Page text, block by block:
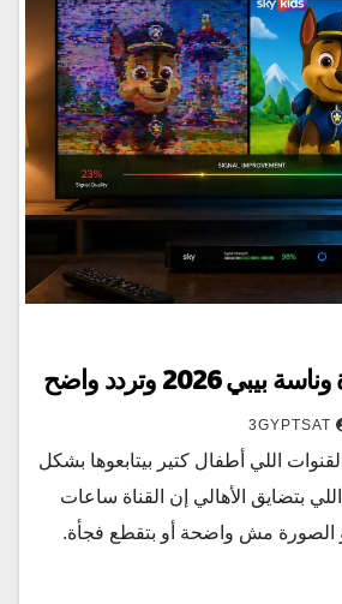
2026 وتردد واضح
3GYPTSAT
اللي أطفال كتير بيتابعوها بشكل
بتضايق الأهالي إن القناة ساعات
الصورة مش واضحة أو بتقطع فجأة.